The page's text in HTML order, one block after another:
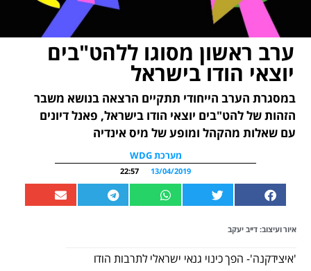
ערב ראשון מסוגו ללהט"בים
יוצאי הודו בישראל
במסגרת הערב הייחודי תתקיים הרצאה בנושא משבר
הזהות של להט"בים יוצאי הודו בישראל, פאנל דיונים
עם שאלות מהקהל ומופע של מיס אינדיה
מערכת WDG
13/04/2019
22:57
איור ועיצוב: דייב יעקב
'איצידקנה'- הפך כינוי גנאי ישראלי לתרבות הודו